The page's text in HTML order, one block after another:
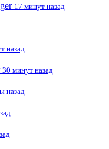
17 минут назад
назад
30 минут назад
назад